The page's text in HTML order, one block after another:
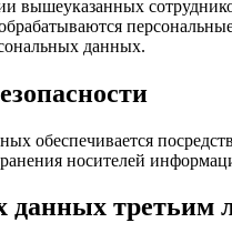
вышеуказанных
данных.
обеспечивается
носителей
данных третьим